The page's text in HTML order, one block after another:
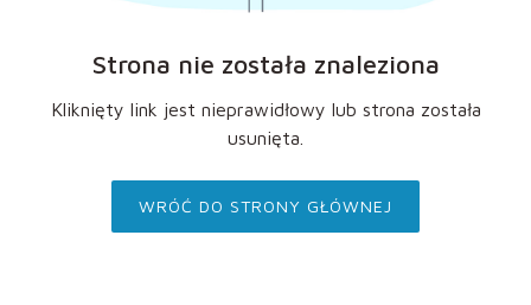
Strona nie została znaleziona
Kliknięty link jest nieprawidłowy lub strona została
usunięta.
WRÓĆ DO STRONY GŁÓWNEJ